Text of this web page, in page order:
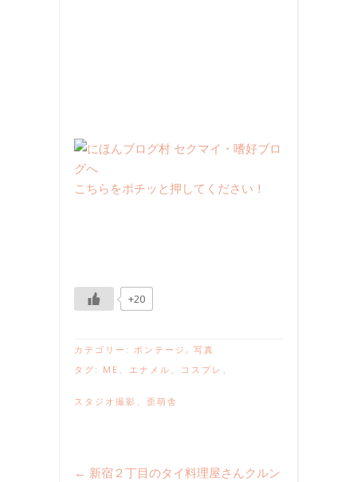
こちらをポチッと押してください！
+20
カテゴリー: ボンテージ , 写真
タグ: ME 、 エナメル 、 コスプレ 、
スタジオ撮影 、 歪萌舎
← 新宿２丁目のタイ料理屋さんクルン